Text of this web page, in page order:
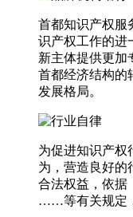
首都知识产权服
识产权工作的进
新主体提供更加
首都经济结构的
发展格局。
为促进知识产权
为，营造良好的
合法权益，依据
……等有关规定